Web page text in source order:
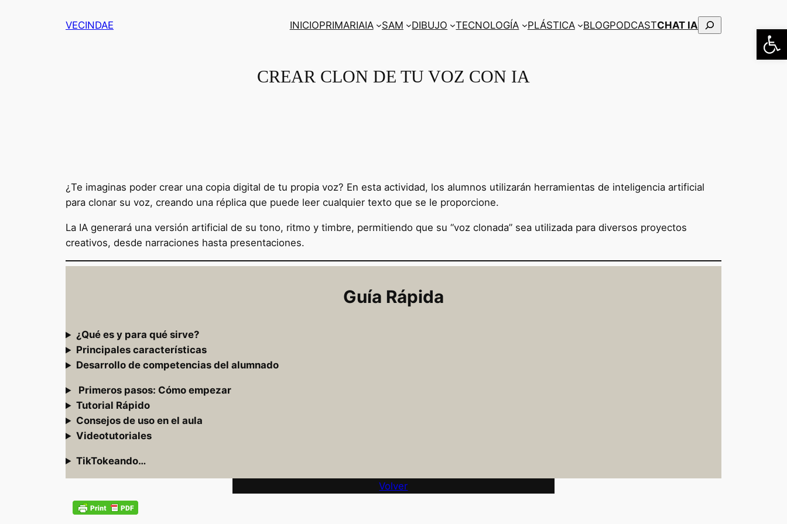
VECINDAE INICIOPRIMARIAIA SAM DIBUJO TECNOLOGÍA PLÁSTICA BLOGPODCASTCHAT IA Buscar
CREAR CLON DE TU VOZ CON IA
¿Te imaginas poder crear una copia digital de tu propia voz? En esta actividad, los alumnos utilizarán herramientas de inteligencia artificial
para clonar su voz, creando una réplica que puede leer cualquier texto que se le proporcione.
La IA generará una versión artificial de su tono, ritmo y timbre, permitiendo que su “voz clonada” sea utilizada para diversos proyectos
creativos, desde narraciones hasta presentaciones.
Guía Rápida
¿Qué es y para qué sirve?
Principales características
Desarrollo de competencias del alumnado
Primeros pasos: Cómo empezar
Tutorial Rápido
Consejos de uso en el aula
Videotutoriales
TikTokeando…
Volver
Abrir